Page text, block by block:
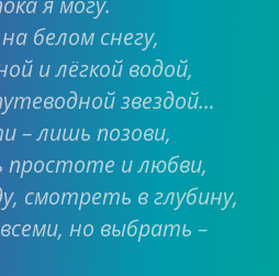
белом снегу,
и лёгкой водой,
звездой…
– лишь позови,
простоте и любви,
смотреть в глубину,
но выбрать –